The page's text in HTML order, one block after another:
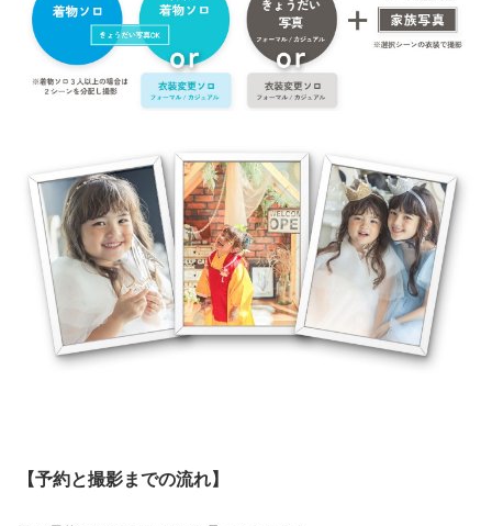
【予約と撮影までの流れ】